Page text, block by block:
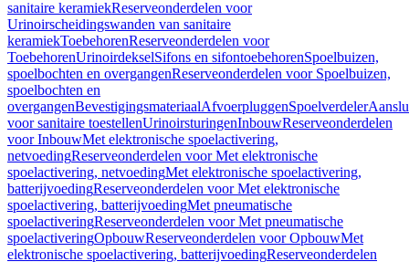
sanitaire keramiekReserveonderdelen voor
Urinoirscheidingswanden van sanitaire
keramiekToebehorenReserveonderdelen voor
ToebehorenUrinoirdekselSifons en sifontoebehorenSpoelbuizen,
spoelbochten en overgangenReserveonderdelen voor Spoelbuizen,
spoelbochten en
overgangenBevestigingsmateriaalAfvoerpluggenSpoelverdeler
voor sanitaire toestellenUrinoirsturingenInbouwReserveonderdelen
voor InbouwMet elektronische spoelactivering,
netvoedingReserveonderdelen voor Met elektronische
spoelactivering, netvoedingMet elektronische spoelactivering,
batterijvoedingReserveonderdelen voor Met elektronische
spoelactivering, batterijvoedingMet pneumatische
spoelactiveringReserveonderdelen voor Met pneumatische
spoelactiveringOpbouwReserveonderdelen voor OpbouwMet
elektronische spoelactivering, batterijvoedingReserveonderdelen